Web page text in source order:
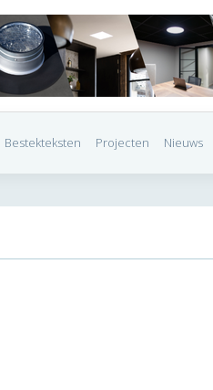
Bestekteksten Projecten Nieuws